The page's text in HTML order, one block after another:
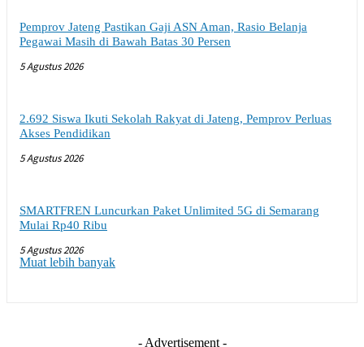
Pemprov Jateng Pastikan Gaji ASN Aman, Rasio Belanja
Pegawai Masih di Bawah Batas 30 Persen
5 Agustus 2026
2.692 Siswa Ikuti Sekolah Rakyat di Jateng, Pemprov Perluas
Akses Pendidikan
5 Agustus 2026
SMARTFREN Luncurkan Paket Unlimited 5G di Semarang
Mulai Rp40 Ribu
5 Agustus 2026
Muat lebih banyak
- Advertisement -